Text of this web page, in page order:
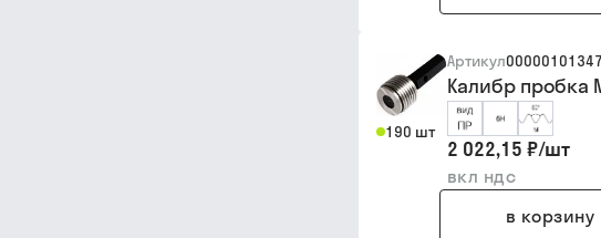
190 шт
Артикул00000101347
Калибр пробка
2 022,15 ₽/шт
вкл ндс
в корзину